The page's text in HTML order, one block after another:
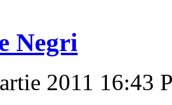
Negri
2011 16:43